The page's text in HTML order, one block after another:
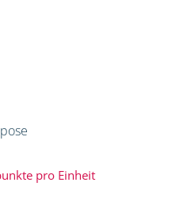
pro Einheit